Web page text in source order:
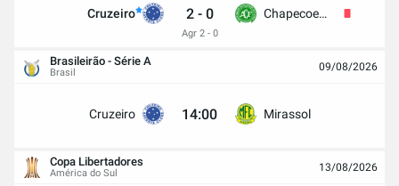
Cruzeiro 2 - 0
Agr 2 - 0
Chapecoense
Brasileirão - Série A
Brasil 09/08/2026
Cruzeiro 14:00 Mirassol
Copa Libertadores
América do Sul 13/08/2026